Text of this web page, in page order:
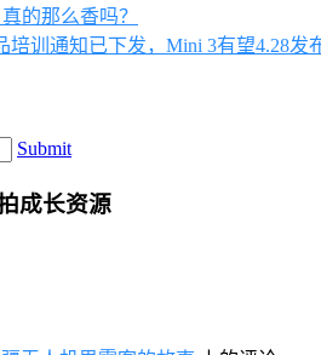
的那么香吗？
培训通知已下发，Mini 3有望4.28发
Submit
成长资源